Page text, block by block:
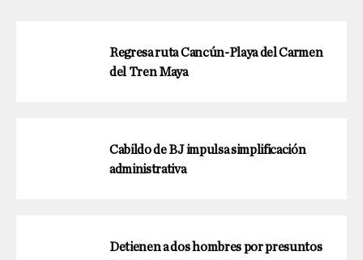
Regresa ruta Cancún-Playa del Carmen
del Tren Maya
Cabildo de BJ impulsa simplificación
administrativa
Detienen a dos hombres por presuntos